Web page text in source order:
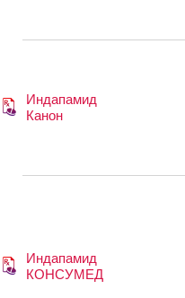
Индапамид
Канон
Индапамид
КОНСУМЕД